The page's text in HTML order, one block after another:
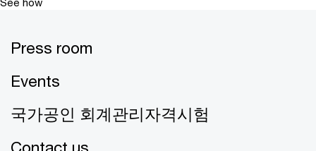
Press room
Events
국가공인 회계관리자격시험
Contact us